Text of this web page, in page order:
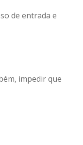
de entrada e
impedir que